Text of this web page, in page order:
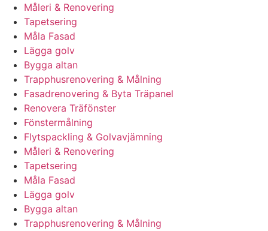
Måleri & Renovering
Tapetsering
Måla Fasad
Lägga golv
Bygga altan
Trapphusrenovering & Målning
Fasadrenovering & Byta Träpanel
Renovera Träfönster
Fönstermålning
Flytspackling & Golvavjämning
Måleri & Renovering
Tapetsering
Måla Fasad
Lägga golv
Bygga altan
Trapphusrenovering & Målning